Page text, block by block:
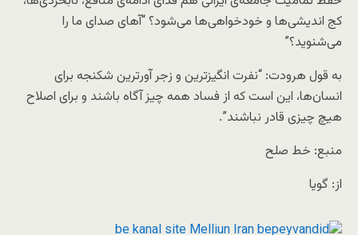
کج اندیشی‌ها و خودخواهی‌ها می‌شود؟ “آهای صدای ما را
می‌شنوید؟”
به قول هرودت: “نفرت انگیزترین و زجر آورترین شکنجه برای
انسان‌ها، این است که از فساد همه چیز آگاه باشند و برای اصلاح
هیچ چیزی قادر نباشند”.
منبع: خط صلح
از: گویا